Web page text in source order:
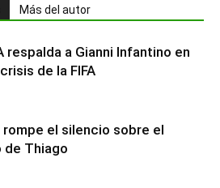
Más del autor
respalda a Gianni Infantino en
de la FIFA
rompe el silencio sobre el
de Thiago